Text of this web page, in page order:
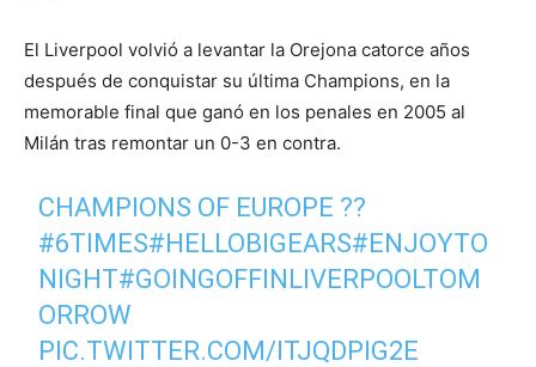
El Liverpool volvió a levantar la Orejona catorce años
después de conquistar su última Champions, en la
memorable final que ganó en los penales en 2005 al
Milán tras remontar un 0-3 en contra.
CHAMPIONS OF EUROPE ??
#6TIMES#HELLOBIGEARS#ENJOYTO
NIGHT#GOINGOFFINLIVERPOOLTOM
ORROW
PIC.TWITTER.COM/ITJQDPIG2E